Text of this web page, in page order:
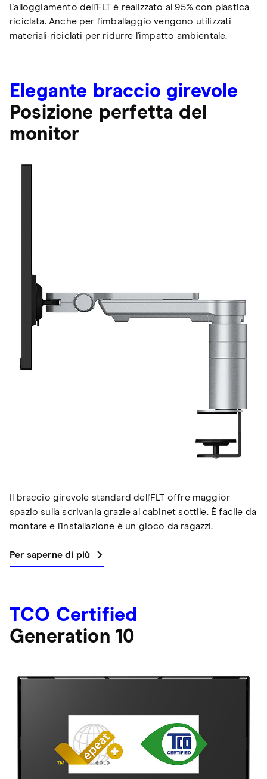
L'alloggiamento dell'FLT è realizzato al 95% con plastica
riciclata. Anche per l'imballaggio vengono utilizzati
materiali riciclati per ridurre l'impatto ambientale.
Elegante braccio girevole
Posizione perfetta del
monitor
Il braccio girevole standard dell'FLT offre maggior
spazio sulla scrivania grazie al cabinet sottile. È facile da
montare e l'installazione è un gioco da ragazzi.
Per saperne di più
TCO Certified
Generation 10